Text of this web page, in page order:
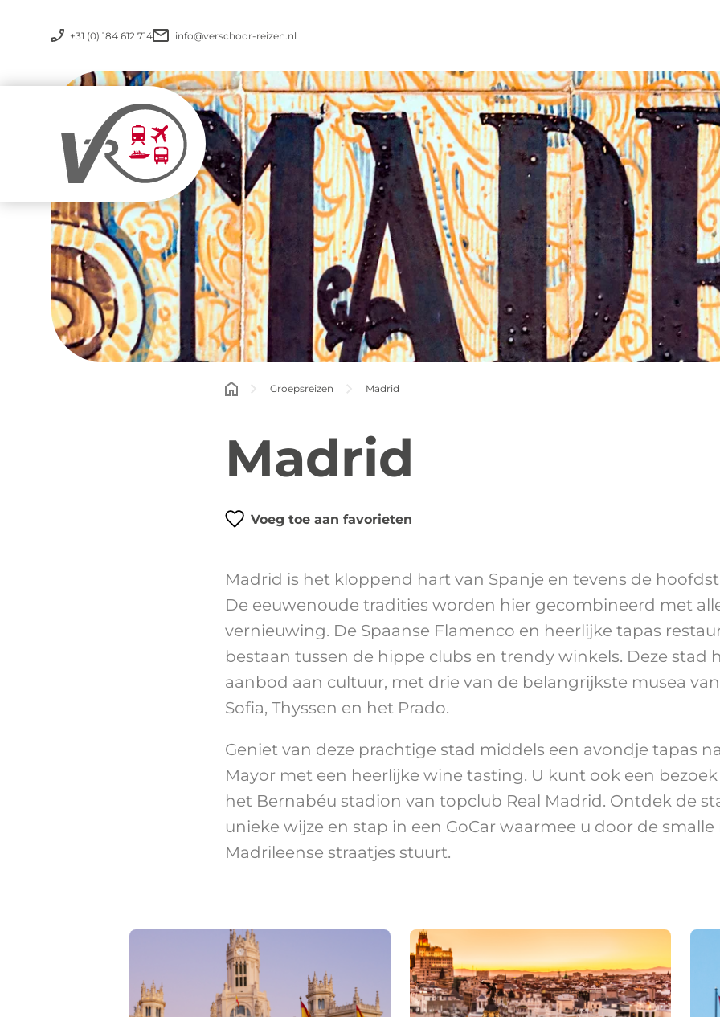
+31 (0) 184 612 714 info@verschoor-reizen.nl
Groepsreizen Madrid
Madrid
Voeg toe aan favorieten
Madrid is het kloppend hart van Spanje en tevens de
De eeuwenoude tradities worden hier gecombineerd met
vernieuwing. De Spaanse Flamenco en heerlijke tapas
bestaan tussen de hippe clubs en trendy winkels. Deze stad
aanbod aan cultuur, met drie van de belangrijkste musea
Sofia, Thyssen en het Prado.
Geniet van deze prachtige stad middels een avondje tapas
Mayor met een heerlijke wine tasting. U kunt ook een
het Bernabéu stadion van topclub Real Madrid. Ontdek de
unieke wijze en stap in een GoCar waarmee u door de
Madrileense straatjes stuurt.